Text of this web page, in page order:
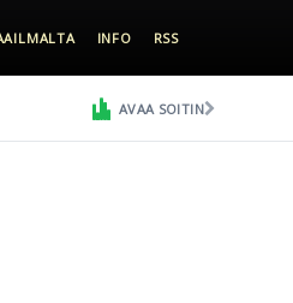
INFO RSS
AVAA SOITIN